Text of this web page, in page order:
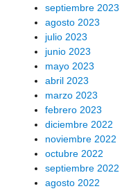
septiembre 2023
agosto 2023
julio 2023
junio 2023
mayo 2023
abril 2023
marzo 2023
febrero 2023
diciembre 2022
noviembre 2022
octubre 2022
septiembre 2022
agosto 2022